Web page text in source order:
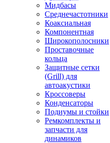
Мидбасы
Среднечастотники
Коаксиальная
Компонентная
Широкополосники
Проставочные
кольца
Защитные сетки
(Grill) для
автоакустики
Кроссоверы
Конденсаторы
Подиумы и стойки
Ремкомплекты и
запчасти для
динамиков